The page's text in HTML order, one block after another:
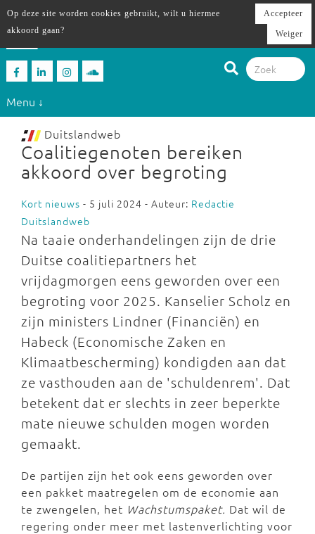
Menu ↓
Duitslandweb
Coalitiegenoten bereiken
akkoord over begroting
Kort nieuws - 5 juli 2024 - Auteur: Redactie
Duitslandweb
Na taaie onderhandelingen zijn de drie
Duitse coalitiepartners het
vrijdagmorgen eens geworden over een
begroting voor 2025. Kanselier Scholz en
zijn ministers Lindner (Financiën) en
Habeck (Economische Zaken en
Klimaatbescherming) kondigden aan dat
ze vasthouden aan de 'schuldenrem'. Dat
betekent dat er slechts in zeer beperkte
mate nieuwe schulden mogen worden
gemaakt.
De partijen zijn het ook eens geworden over
een pakket maatregelen om de economie aan
te zwengelen, het Wachstumspaket. Dat wil de
regering onder meer met lastenverlichting voor
Op deze site worden cookies gebruikt, wilt u hiermee
akkoord gaan?
Accepteer
Weiger